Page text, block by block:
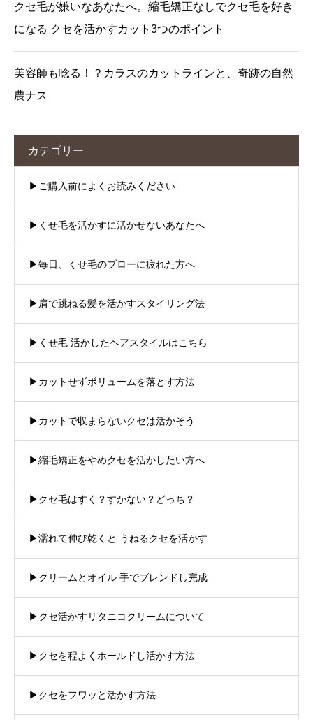
クセ毛が嫌いなあなたへ。縮毛矯正なしでクセ毛を好き
になる クセを活かすカット3つのポイント
美容師も唸る！？カラスのカットラインと、奇跡の自然
農ナス
カテゴリー
▶︎ご購入前によくお読みください
▶︎くせ毛を活かすに活かせないあなたへ
▶︎毎日、くせ毛のブローに疲れた方へ
▶︎肩で跳ねる髪を活かすスタイリング法
▶︎くせ毛 活かしたヘアスタイルはこちら
▶︎カットせずボリュームを落とす方法
▶︎カットで収まらないクセは活かそう
▶︎縮毛矯正をやめクセを活かしたい方へ
▶︎クセ毛はすく？すかない？どっち？
▶︎濡れて伸び乾くと うねるクセを活かす
▶︎クリームとオイル 手でブレンドし完成
▶︎クセ活かすリタニコクリームについて
▶︎クセを程よくホールドし活かす方法
▶︎クセをフワッと活かす方法